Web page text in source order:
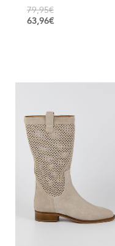
79,95€
63,96€